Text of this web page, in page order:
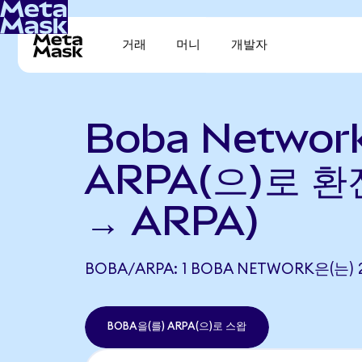
거래 머니 개발자
Boba
ARPA(으)로
→ ARPA)
BOBA/ARPA: 1 BOBA NETWORK은(는
BOBA을(를) ARPA(으)로 스왑